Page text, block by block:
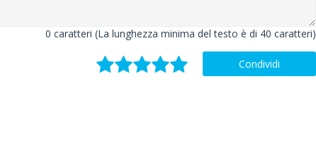
0 caratteri (La lunghezza minima del testo è di 40 caratteri)
Condividi